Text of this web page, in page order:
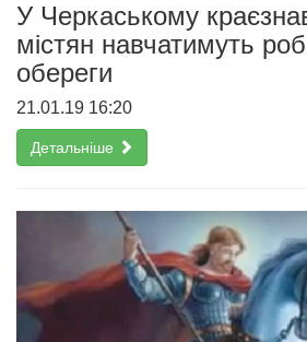
У Черкаському
містян навчатимуть
обереги
21.01.19 16:20
Детальніше